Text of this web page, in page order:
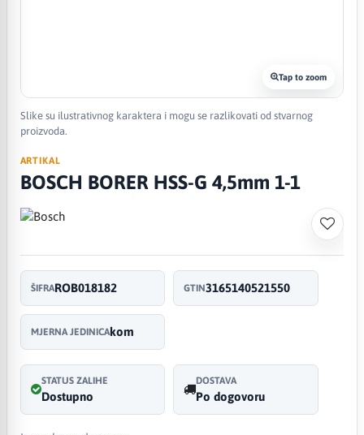
Tap to zoom
Slike su ilustrativnog karaktera i mogu se razlikovati od stvarnog
proizvoda.
ARTIKAL
BOSCH BORER HSS-G 4,5mm 1-1
ŠIFRAROB018182 GTIN3165140521550
MJERNA JEDINICAkom
STATUS ZALIHE
Dostupno
DOSTAVA
Po dogovoru